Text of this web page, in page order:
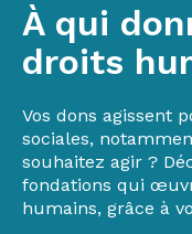
À qui
droits
Vos dons agissent
sociales,
souhaitez agir ?
fondations qui
humains, grâce à